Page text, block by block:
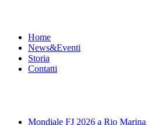
Home
News&Eventi
Storia
Contatti
Mondiale FJ 2026 a Rio Marina